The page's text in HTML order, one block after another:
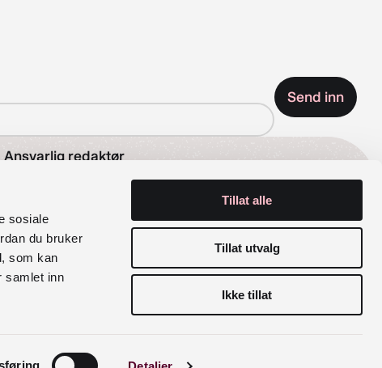
sosiale
du bruker
som kan
samlet inn
Tillat alle
Tillat utvalg
Ikke tillat
Ansvarlig redaktør
Organisasjonsnummer
Facebook Instagram